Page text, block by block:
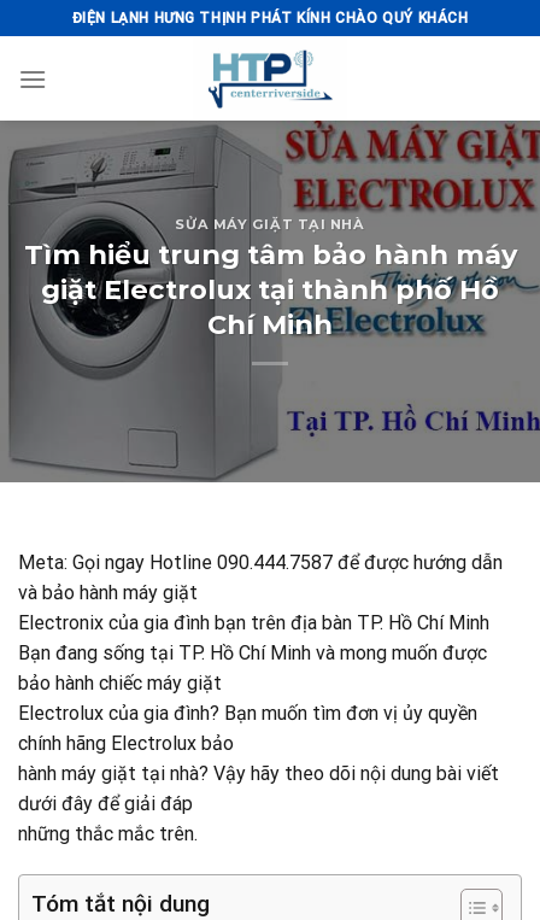
to
content
ĐIỆN LẠNH HƯNG THỊNH PHÁT KÍNH CHÀO QUÝ KHÁCH
SỬA MÁY GIẶT TẠI NHÀ
Tìm hiểu trung tâm bảo hành máy
giặt Electrolux tại thành phố Hồ
Chí Minh
Meta: Gọi ngay Hotline 090.444.7587 để được hướng dẫn
và bảo hành máy giặt
Electronix của gia đình bạn trên địa bàn TP. Hồ Chí Minh
Bạn đang sống tại TP. Hồ Chí Minh và mong muốn được
bảo hành chiếc máy giặt
Electrolux của gia đình? Bạn muốn tìm đơn vị ủy quyền
chính hãng Electrolux bảo
hành máy giặt tại nhà? Vậy hãy theo dõi nội dung bài viết
dưới đây để giải đáp
những thắc mắc trên.
Tóm tắt nội dung